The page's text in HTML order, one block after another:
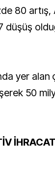
80 artış,
düşüş
yer alan
50